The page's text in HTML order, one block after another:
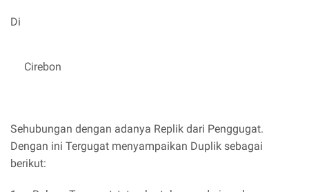
Di
Cirebon
Sehubungan dengan adanya Replik dari Penggugat.
Dengan ini Tergugat menyampaikan Duplik sebagai
berikut: